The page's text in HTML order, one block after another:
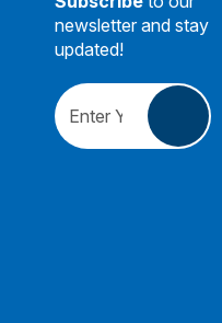
newsletter and stay
updated!